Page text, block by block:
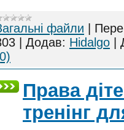
файли
Додав: Hidalgo
Права
тренінг